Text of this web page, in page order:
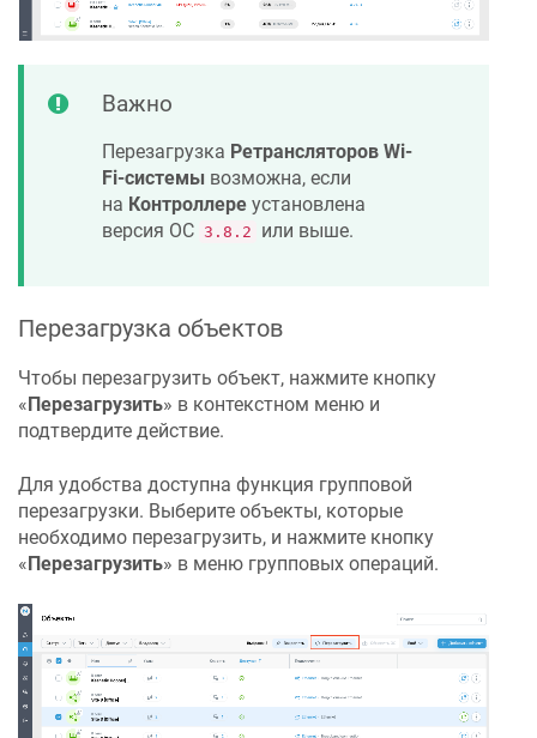
Важно
Перезагрузка Ретрансляторов Wi-
Fi-системы возможна, если
на Контроллере установлена
версия ОС 3.8.2 или выше.
Перезагрузка объектов
Чтобы перезагрузить объект, нажмите кнопку
« Перезагрузить» в контекстном меню и
подтвердите действие.
Для удобства доступна функция групповой
перезагрузки. Выберите объекты, которые
необходимо перезагрузить, и нажмите кнопку
«Перезагрузить» в меню групповых операций.